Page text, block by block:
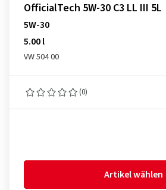
OfficialTech 5W-30 C3 LL III 5L
5W-30
5.00 l
VW 504 00
(0)
Artikel wählen